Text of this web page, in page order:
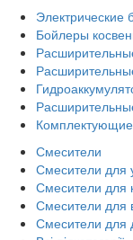
Электрические
Бойлеры
Смесители
Смесители для
Смесители для
Смесители для
Смесители для